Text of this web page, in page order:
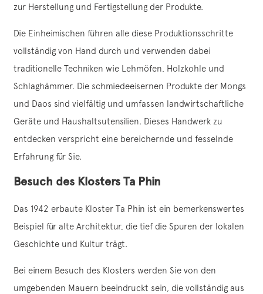
zur Herstellung und Fertigstellung der Produkte.
Die Einheimischen führen alle diese Produktionsschritte
vollständig von Hand durch und verwenden dabei
traditionelle Techniken wie Lehmöfen, Holzkohle und
Schlaghämmer. Die schmiedeeisernen Produkte der Mongs
und Daos sind vielfältig und umfassen landwirtschaftliche
Geräte und Haushaltsutensilien. Dieses Handwerk zu
entdecken verspricht eine bereichernde und fesselnde
Erfahrung für Sie.
Besuch des Klosters Ta Phin
Das 1942 erbaute Kloster Ta Phin ist ein bemerkenswertes
Beispiel für alte Architektur, die tief die Spuren der lokalen
Geschichte und Kultur trägt.
Bei einem Besuch des Klosters werden Sie von den
umgebenden Mauern beeindruckt sein, die vollständig aus